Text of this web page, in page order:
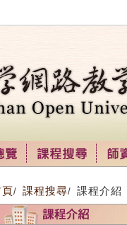
/ 課程搜尋/ 課程介紹